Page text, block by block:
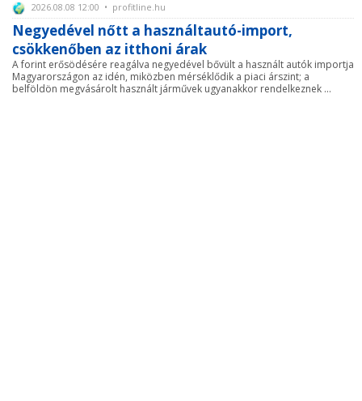
2026.08.08 12:00 • profitline.hu
Negyedével nőtt a használtautó-import,
csökkenőben az itthoni árak
A forint erősödésére reagálva negyedével bővült a használt autók importja
Magyarországon az idén, miközben mérséklődik a piaci árszint; a
belföldön megvásárolt használt járművek ugyanakkor rendelkeznek ...